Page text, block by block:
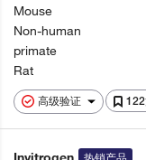
高级验证
Mouse
Non-human
primate
Rat